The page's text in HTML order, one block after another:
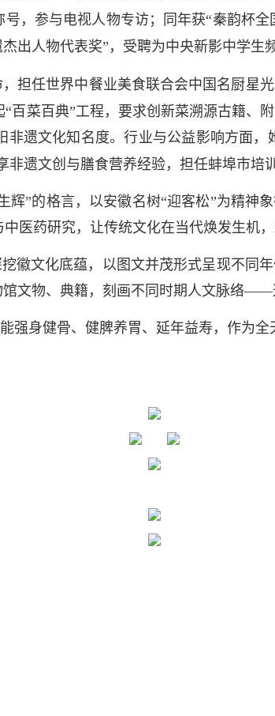
，参与电视人物专访；同年获“秦韵杯
出人物代表奖”，受聘为中央新影中学生
担任世界中餐业美食联合会中国名厨星
百菜百典”工程，要求创新菜溯源古籍、
非遗文化知名度。行业与公益影响方面，
非遗文创与膳食营养经验，担任蚌埠市
”的格言，以安徽名树“迎客松”为精神
医药研究，让传统文化在当代焕发生机
徽文化底蕴，以图文并茂形式呈现不同
文物、典籍，刻画不同时期人文脉络
强身健骨、健脾养胃、延年益寿，作为